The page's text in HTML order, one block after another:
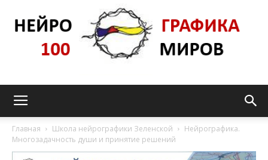
Главная Школа нейрографики Зеленской
Нейрографика.
Многозадачность души и принятие решений